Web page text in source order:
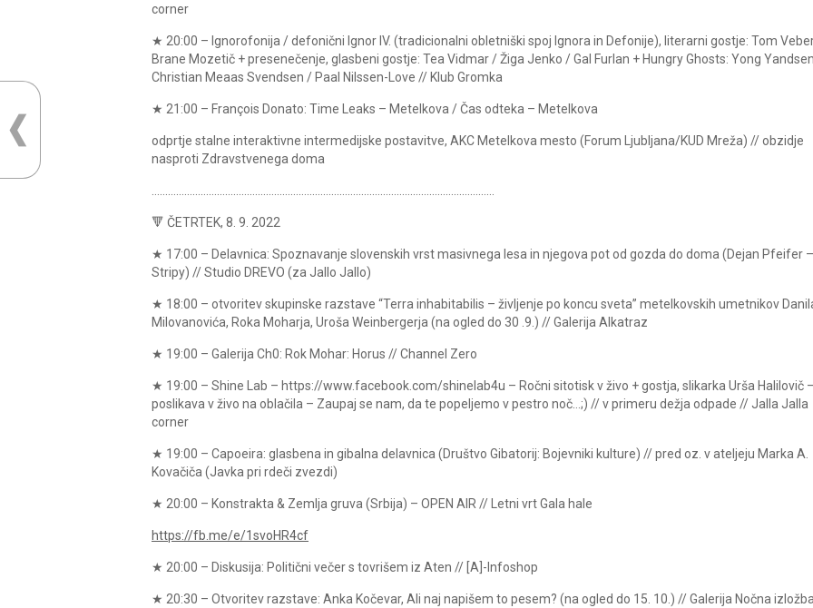
corner
★ 20:00 – Ignorofonija / defonični Ignor IV. (tradicionalni obletniški spoj Ignora in Defonije), literarni gostje: Tom
Brane Mozetič + presenečenje, glasbeni gostje: Tea Vidmar / Žiga Jenko / Gal Furlan + Hungry Ghosts: Yong
Christian Meaas Svendsen / Paal Nilssen-Love // Klub Gromka
★ 21:00 – François Donato: Time Leaks – Metelkova / Čas odteka – Metelkova
odprtje stalne interaktivne intermedijske postavitve, AKC Metelkova mesto (Forum Ljubljana/KUD Mreža) // obzidje
nasproti Zdravstvenega doma
………………………………………………………………………………………………………………
🔻 ČETRTEK, 8. 9. 2022
★ 17:00 – Delavnica: Spoznavanje slovenskih vrst masivnega lesa in njegova pot od gozda do doma (Dejan Pfeifer –
Stripy) // Studio DREVO (za Jallo Jallo)
★ 18:00 – otvoritev skupinske razstave “Terra inhabitabilis – življenje po koncu sveta” metelkovskih umetnikov
Milovanovića, Roka Moharja, Uroša Weinbergerja (na ogled do 30 .9.) // Galerija Alkatraz
★ 19:00 – Galerija Ch0: Rok Mohar: Horus // Channel Zero
★ 19:00 – Shine Lab – https://www.facebook.com/shinelab4u – Ročni sitotisk v živo + gostja, slikarka Urša Halilovič –
poslikava v živo na oblačila – Zaupaj se nam, da te popeljemo v pestro noč…;) // v primeru dežja odpade // Jalla Jalla
corner
★ 19:00 – Capoeira: glasbena in gibalna delavnica (Društvo Gibatorij: Bojevniki kulture) // pred oz. v ateljeju Marka A.
Kovačiča (Javka pri rdeči zvezdi)
★ 20:00 – Konstrakta & Zemlja gruva (Srbija) – OPEN AIR // Letni vrt Gala hale
https://fb.me/e/1svoHR4cf
★ 20:00 – Diskusija: Politični večer s tovrišem iz Aten // [A]-Infoshop
★ 20:30 – Otvoritev razstave: Anka Kočevar, Ali naj napišem to pesem? (na ogled do 15. 10.) // Galerija Nočna